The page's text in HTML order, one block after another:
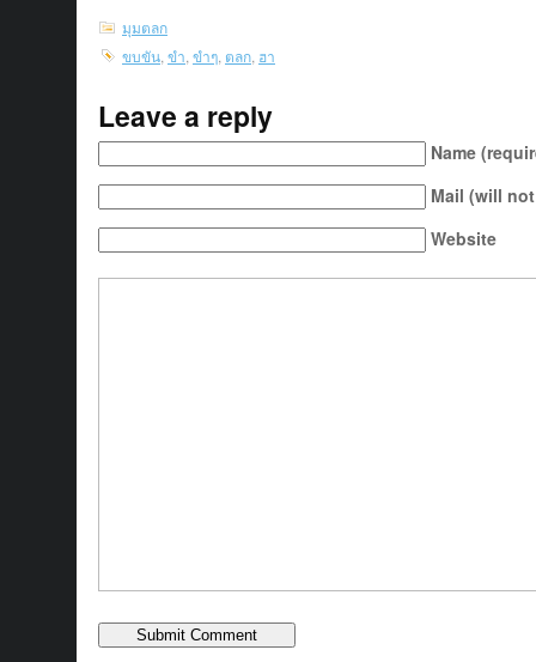
มุมตลก
ขบขัน ขำ ขำๆ ตลก ฮา
Leave a reply
Name
Mail (will
Website